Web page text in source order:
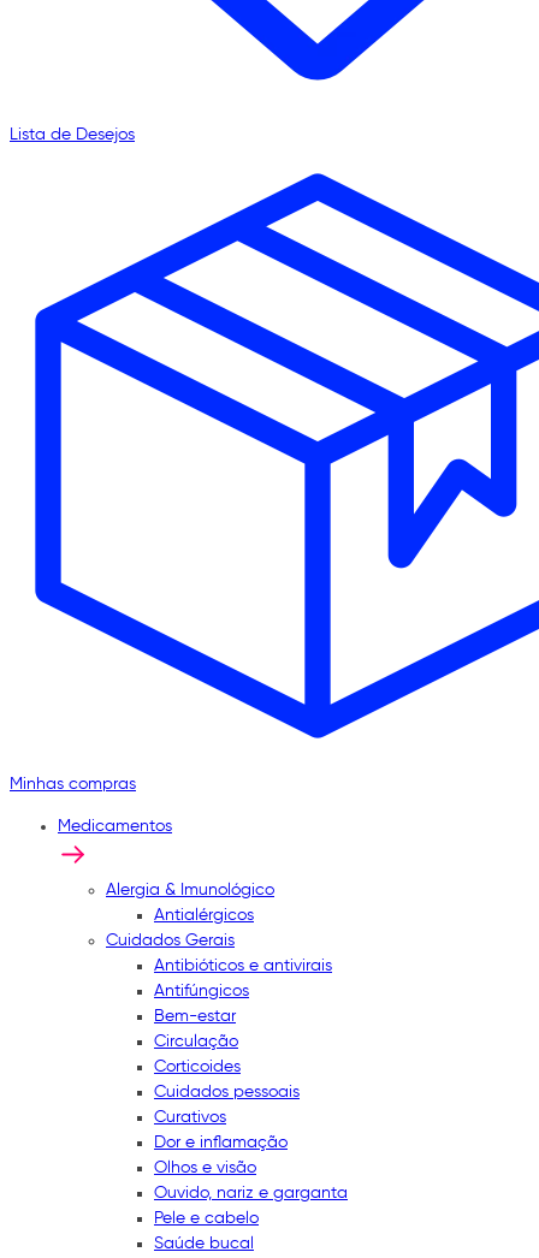
Lista de Desejos
Minhas compras
Medicamentos
Alergia & Imunológico
Antialérgicos
Cuidados Gerais
Antibióticos e antivirais
Antifúngicos
Bem-estar
Circulação
Corticoides
Cuidados pessoais
Curativos
Dor e inflamação
Olhos e visão
Ouvido, nariz e garganta
Pele e cabelo
Saúde bucal